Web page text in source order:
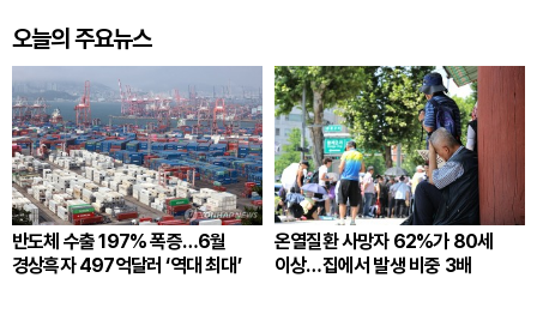
오늘의 주요뉴스
반도체 수출 197% 폭증…6월
경상흑자 497억달러 ‘역대 최대’
온열질환 사망자 62%가 80세
이상…집에서 발생 비중 3배